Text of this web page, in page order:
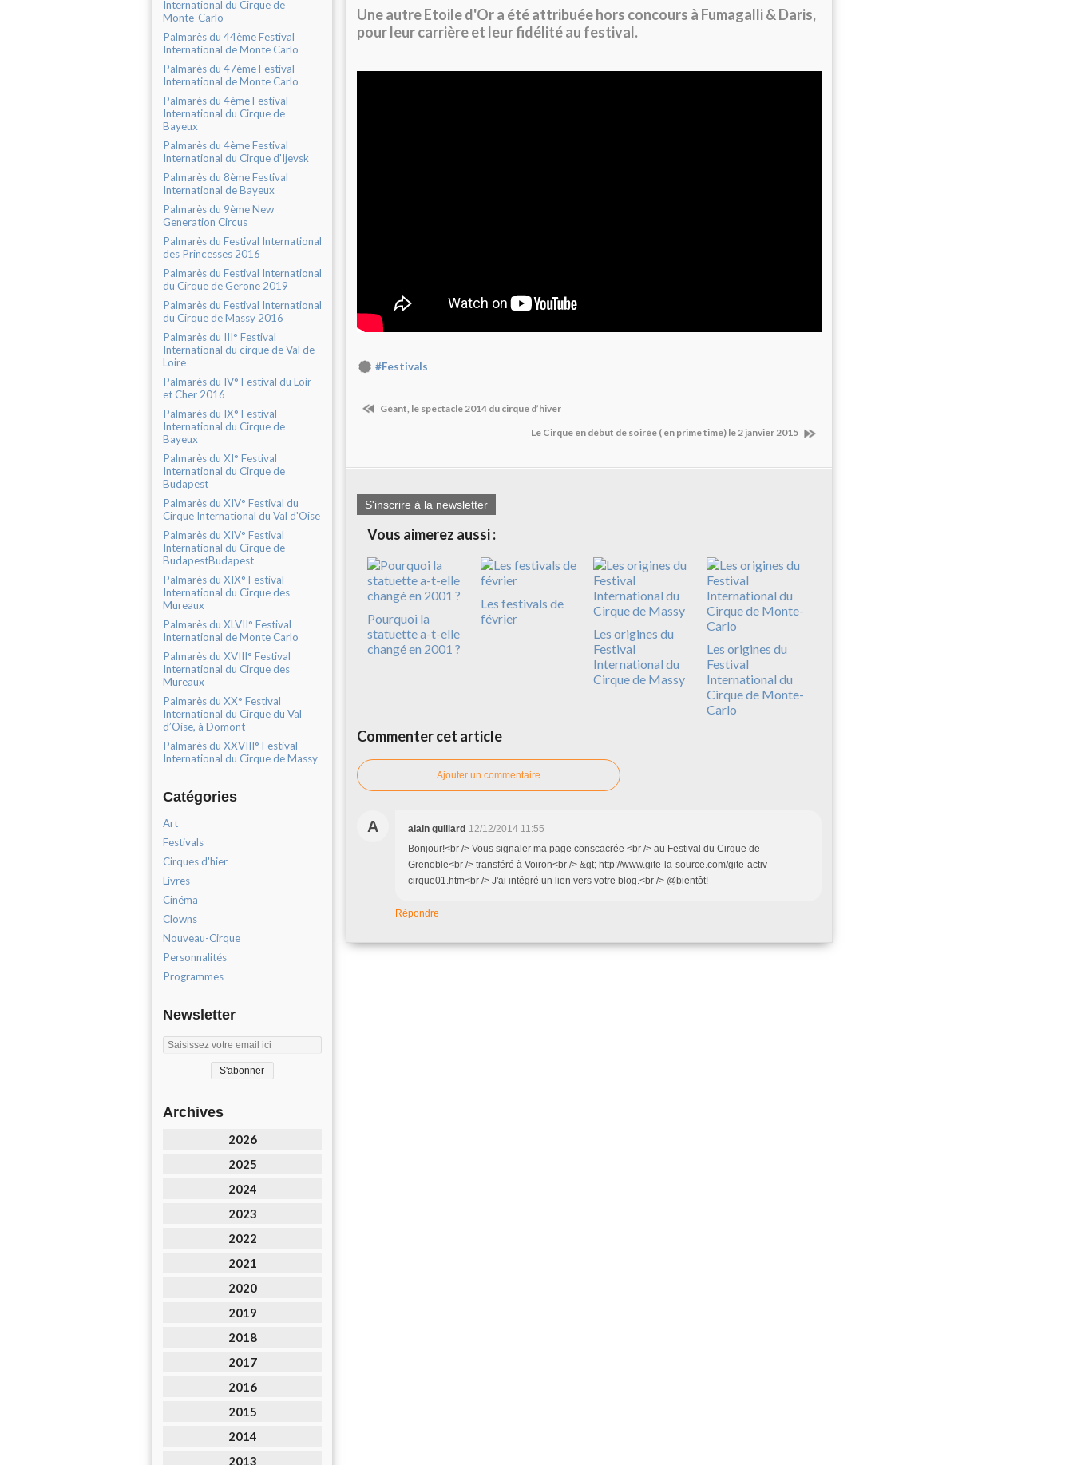
International du Cirque de
Monte-Carlo
Palmarès du 44ème Festival
International de Monte Carlo
Palmarès du 47ème Festival
International de Monte Carlo
Palmarès du 4ème Festival
International du Cirque de
Bayeux
Palmarès du 4ème Festival
International du Cirque d'Ijevsk
Palmarès du 8ème Festival
International de Bayeux
Palmarès du 9ème New
Generation Circus
Palmarès du Festival International
des Princesses 2016
Palmarès du Festival International
du Cirque de Gerone 2019
Palmarès du Festival International
du Cirque de Massy 2016
Palmarès du III° Festival
International du cirque de Val de
Loire
Palmarès du IV° Festival du Loir
et Cher 2016
Palmarès du IX° Festival
International du Cirque de
Bayeux
Palmarès du XI° Festival
International du Cirque de
Budapest
Palmarès du XIV° Festival du
Cirque International du Val d'Oise
Palmarès du XIV° Festival
International du Cirque de
BudapestBudapest
Palmarès du XIX° Festival
International du Cirque des
Mureaux
Palmarès du XLVII° Festival
International de Monte Carlo
Palmarès du XVIII° Festival
International du Cirque des
Mureaux
Palmarès du XX° Festival
International du Cirque du Val
d’Oise, à Domont
Palmarès du XXVIII° Festival
International du Cirque de Massy
Catégories
Art
Festivals
Cirques d'hier
Livres
Cinéma
Clowns
Nouveau-Cirque
Personnalités
Programmes
Newsletter
Archives
2026
2025
2024
2023
2022
2021
2020
2019
2018
2017
2016
2015
2014
2013
Une autre Etoile d'Or a été attribuéehors concours à Fumagalli & Daris,
pour leur carrière et leur fidélité au festival.
#Festivals
Géant, le spectacle 2014 du cirque d’hiver
Le Cirque en début de soirée ( en prime time) le 2 janvier 2015
S'inscrire à la newsletter
Vous aimerez aussi :
Pourquoi la
statuette a-t-elle
changé en 2001 ?
Les festivals de
février
Les origines du
Festival
International du
Cirque de Massy
Les origines du
Festival
International du
Cirque de Monte-
Carlo
Commenter cet article
Ajouter un commentaire
A alain guillard 12/12/2014 11:55
Bonjour!<br /> Vous signaler ma page conscacrée <br /> au Festival du Cirque de
Grenoble<br /> transféré à Voiron<br /> &gt; http://www.gite-la-source.com/gite-activ-
cirque01.htm<br /> J'ai intégré un lien vers votre blog.<br /> @bientôt!
Répondre